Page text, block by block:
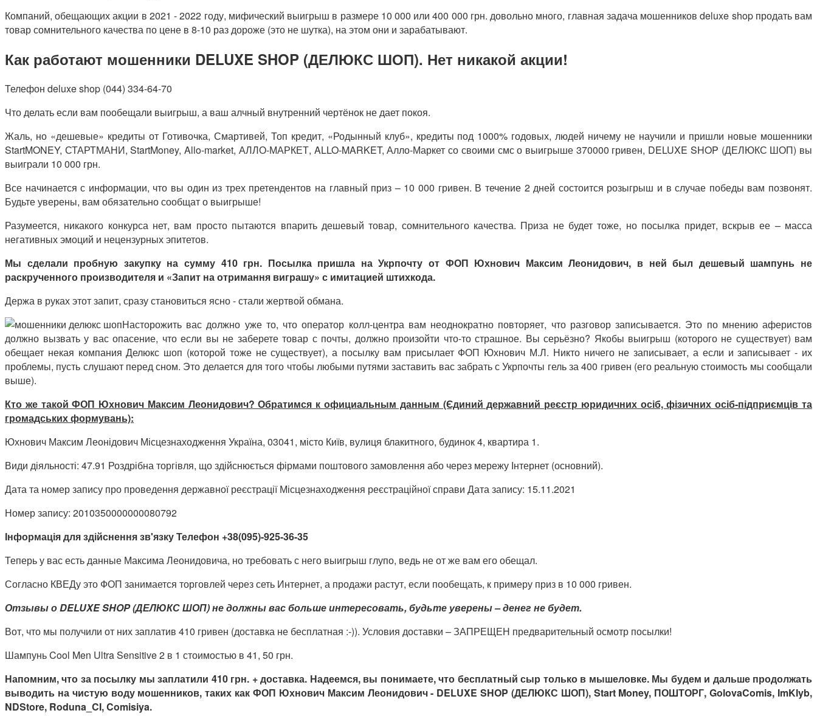
Компаний, обещающих акции в 2021 - 2022 году, мифический выигрыш в размере 10 000 или 400 000 грн. довольно много, главная задача мошенников deluxe shop продать вам
товар сомнительного качества по цене в 8-10 раз дороже (это не шутка), на этом они и зарабатывают.
Как работают мошенники DELUXE SHOP (ДЕЛЮКС ШОП). Нет никакой акции!
Телефон deluxe shop (044) 334-64-70
Что делать если вам пообещали выигрыш, а ваш алчный внутренний чертёнок не дает покоя.
Жаль, но «дешевые» кредиты от Готивочка, Смартивей, Топ кредит, «Родынный клуб», кредиты под 1000% годовых, людей ничему не научили и пришли новые мошенники
StartMONEY, СТАРТМАНИ, StartMoney, Allo-market, АЛЛО-МАРКЕТ, ALLO-MARKET, Алло-Маркет со своими смс о выигрыше 370000 гривен, DELUXE SHOP (ДЕЛЮКС ШОП) вы
выиграли 10 000 грн.
Все начинается с информации, что вы один из трех претендентов на главный приз – 10 000 гривен. В течение 2 дней состоится розыгрыш и в случае победы вам позвонят.
Будьте уверены, вам обязательно сообщат о выигрыше!
Разумеется, никакого конкурса нет, вам просто пытаются впарить дешевый товар, сомнительного качества. Приза не будет тоже, но посылка придет, вскрыв ее – масса
негативных эмоций и нецензурных эпитетов.
Мы сделали пробную закупку на сумму 410 грн. Посылка пришла на Укрпочту от ФОП Юхнович Максим Леонидович, в ней был дешевый шампунь не
раскрученного производителя и «Запит на отримання виграшу» с имитацией штихкода.
Держа в руках этот запит, сразу становиться ясно - стали жертвой обмана.
Насторожить вас должно уже то, что оператор колл-центра вам неоднократно повторяет, что разговор записывается. Это по мнению аферистов
должно вызвать у вас опасение, что если вы не заберете товар с почты, должно произойти что-то страшное. Вы серьёзно? Якобы выигрыш (которого не существует) вам
обещает некая компания Делюкс шоп (которой тоже не существует), а посылку вам присылает ФОП Юхнович М.Л. Никто ничего не записывает, а если и записывает - их
проблемы, пусть слушают перед сном. Это делается для того чтобы любыми путями заставить вас забрать с Укрпочты гель за 400 гривен (его реальную стоимость мы сообщали
выше).
Кто же такой ФОП Юхнович Максим Леонидович? Обратимся к официальным данным (Єдиний державний реєстр юридичних осіб, фізичних осіб-підприємців та
громадських формувань):
Юхнович Максим Леонідович Місцезнаходження Україна, 03041, місто Київ, вулиця блакитного, будинок 4, квартира 1.
Види діяльності: 47.91 Роздрібна торгівля, що здійснюється фірмами поштового замовлення або через мережу Інтернет (основний).
Дата та номер запису про проведення державної реєстрації Місцезнаходження реєстраційної справи Дата запису: 15.11.2021
Номер запису: 2010350000000080792
Інформація для здійснення зв'язку Телефон +38(095)-925-36-35
Теперь у вас есть данные Максима Леонидовича, но требовать с него выигрыш глупо, ведь не от же вам его обещал.
Согласно КВЕДу это ФОП занимается торговлей через сеть Интернет, а продажи растут, если пообещать, к примеру приз в 10 000 гривен.
Отзывы о DELUXE SHOP (ДЕЛЮКС ШОП) не должны вас больше интересовать, будьте уверены – денег не будет.
Вот, что мы получили от них заплатив 410 гривен (доставка не бесплатная :-)). Условия доставки – ЗАПРЕЩЕН предварительный осмотр посылки!
Шампунь Cool Men Ultra Sensitive 2 в 1 стоимостью в 41, 50 грн.
Напомним, что за посылку мы заплатили 410 грн. + доставка. Надеемся, вы понимаете, что бесплатный сыр только в мышеловке. Мы будем и дальше продолжать
выводить на чистую воду мошенников, таких как ФОП Юхнович Максим Леонидович - DELUXE SHOP (ДЕЛЮКС ШОП), Start Money, ПОШТОРГ, GolovaComis, ImKlyb,
NDStore, Roduna_CI, Comisiya.